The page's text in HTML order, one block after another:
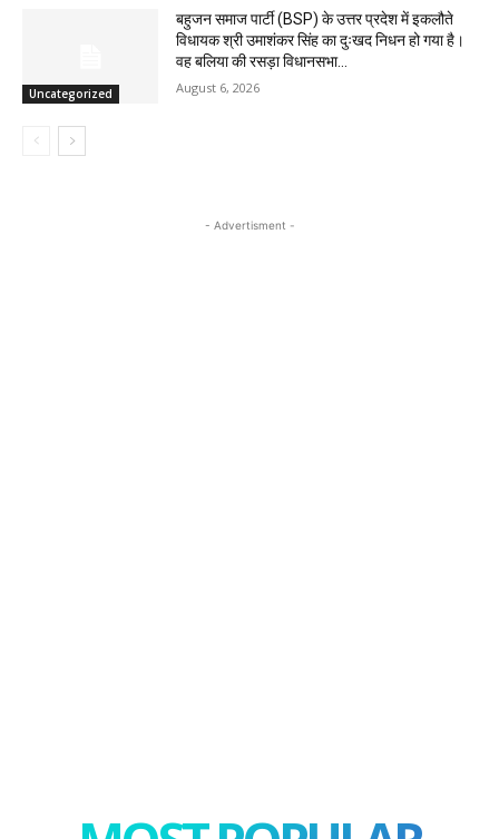
Uncategorized
बहुजन समाज पार्टी (BSP) के उत्तर प्रदेश में इकलौते
विधायक श्री उमाशंकर सिंह का दुःखद निधन हो गया है।
वह बलिया की रसड़ा विधानसभा...
August 6, 2026
- Advertisment -